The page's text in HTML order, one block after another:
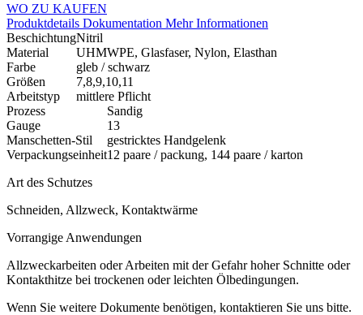
WO ZU KAUFEN
Produktdetails Dokumentation Mehr Informationen
BeschichtungNitril
Material
UHMWPE, Glasfaser, Nylon, Elasthan
Farbe
gleb / schwarz
Größen
7,8,9,10,11
Arbeitstyp
mittlere Pflicht
Prozess
Sandig
Gauge
13
Manschetten-Stil
gestricktes Handgelenk
Verpackungseinheit12 paare / packung, 144 paare / karton
Art des Schutzes
Schneiden, Allzweck, Kontaktwärme
Vorrangige Anwendungen
Allzweckarbeiten oder Arbeiten mit der Gefahr hoher Schnitte oder
Kontakthitze bei trockenen oder leichten Ölbedingungen.
Wenn Sie weitere Dokumente benötigen, kontaktieren Sie uns bitte.